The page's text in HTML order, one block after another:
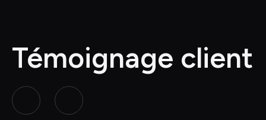
Témoignage client